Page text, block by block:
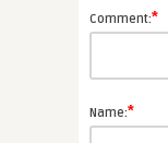
от ...
Comment:*
Name:*